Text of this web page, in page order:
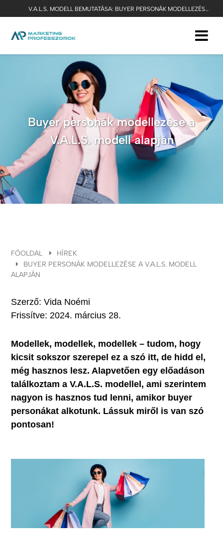
V.A.L.S. MODELL BEMUTATÁSA: BUYER PERSONÁK MODELLEZÉSE A V.A.L.S. MODELL ALAPJÁN
Buyer personák modellezése a
V.A.L.S. modell alapján
FŐOLDAL
HÍREK
BUYER PERSONÁK MODELLEZÉSE A V.A.L.S. MODELL
ALAPJÁN
Szerző: Vida Noémi
Frissítve: 2024. március 28.
Modellek, modellek, modellek – tudom, hogy
kicsit sokszor szerepel ez a szó itt, de hidd el,
még hasznos lesz. Alapvetően egy előadáson
találkoztam a V.A.L.S. modellel, ami szerintem
nagyon is hasznos tud lenni, amikor buyer
personákat alkotunk. Lássuk miről is van szó
pontosan!